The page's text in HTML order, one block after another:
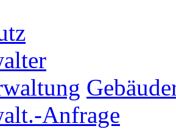
Anfrage